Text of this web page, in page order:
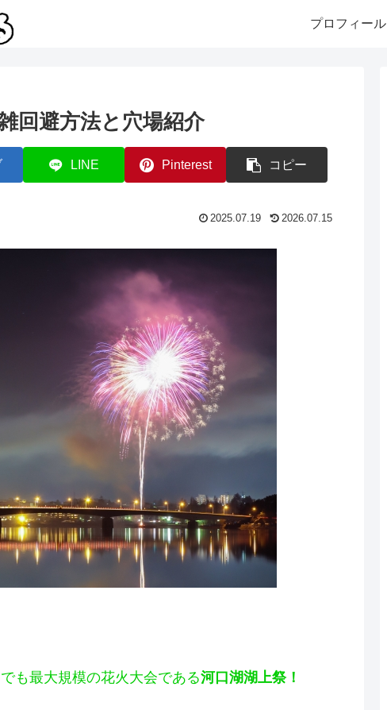
プロフィール
回避方法と穴場紹介
LINE Pinterest コピー
2025.07.19 2026.07.15
も最大規模の花火大会である河口湖湖上祭！